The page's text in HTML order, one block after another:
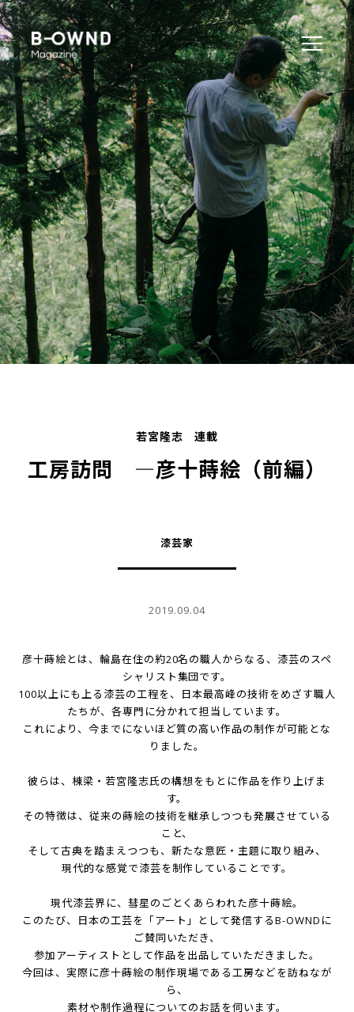
若宮隆志 連載
工房訪問 ―彦十蒔絵（前編）
漆芸家
2019.09.04
彦十蒔絵とは、輪島在住の約20名の職人からなる、漆芸のスペ
シャリスト集団です。
100以上にも上る漆芸の工程を、日本最高峰の技術をめざす職人
たちが、各専門に分かれて担当しています。
これにより、今までにないほど質の高い作品の制作が可能とな
りました。
彼らは、棟梁・若宮隆志氏の構想をもとに作品を作り上げま
す。
その特徴は、従来の蒔絵の技術を継承しつつも発展させている
こと、
そして古典を踏まえつつも、新たな意匠・主題に取り組み、
現代的な感覚で漆芸を制作していることです。
現代漆芸界に、彗星のごとくあらわれた彦十蒔絵。
このたび、日本の工芸を「アート」として発信するB-OWNDに
ご賛同いただき、
参加アーティストとして作品を出品していただきました。
今回は、実際に彦十蒔絵の制作現場である工房などを訪ねなが
ら、
素材や制作過程についてのお話を伺います。